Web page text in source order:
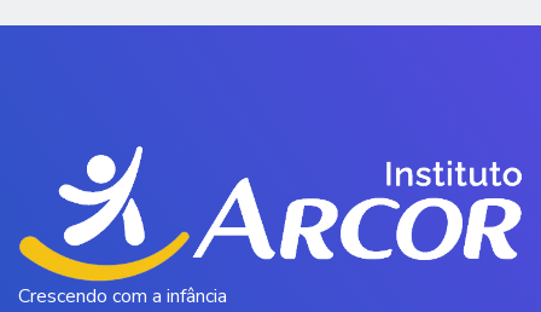
Crescendo com a infância